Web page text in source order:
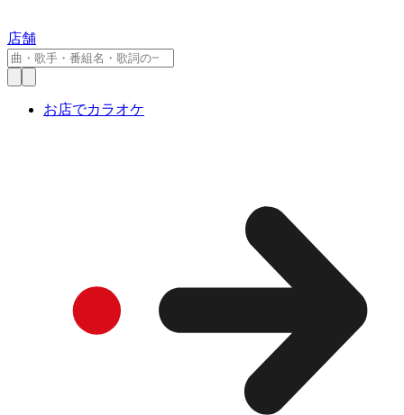
店舗
お店でカラオケ